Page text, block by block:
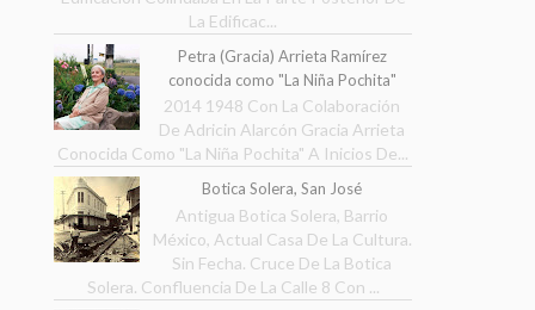
La Edificac...
Petra (Gracia) Arrieta Ramírez
conocida como "La Niña Pochita"
2014 1948 Con La Colaboración
De Adricin Alarcón Gracia Arrieta
Conocida Como "La Niña Pochita" A Inicios De...
Botica Solera, San José
Antigua Botica Solera, Barrio
México, Actual Casa De La Cultura.
Sin Fecha. Cruce De La Botica
Solera. Confluencia De La Calle 8 Con ...